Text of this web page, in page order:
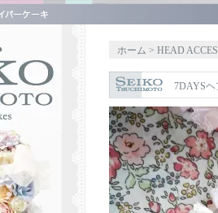
ホーム > HEAD
7DAYSヘ